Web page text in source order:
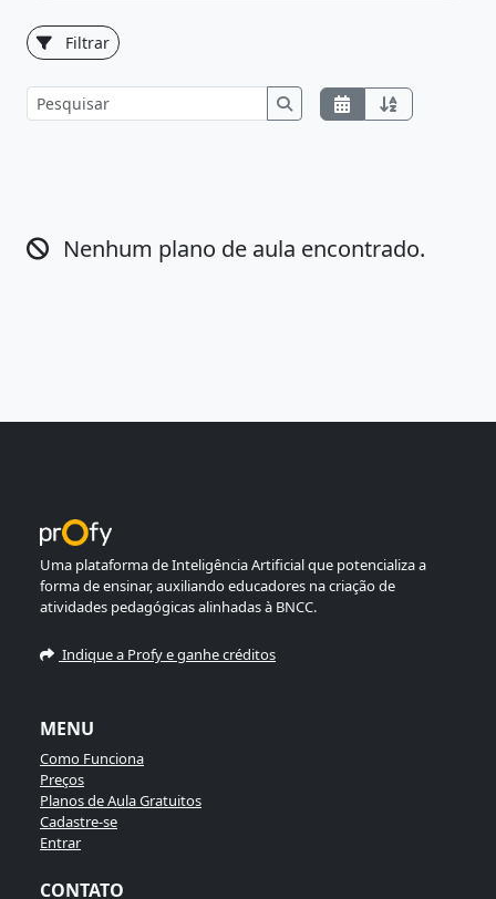
Filtrar
Nenhum plano de aula encontrado.
Uma plataforma de Inteligência Artificial que potencializa a
forma de ensinar, auxiliando educadores na criação de
atividades pedagógicas alinhadas à BNCC.
Indique a Profy e ganhe créditos
MENU
Como Funciona
Preços
Planos de Aula Gratuitos
Cadastre-se
Entrar
CONTATO